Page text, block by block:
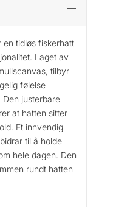
en tidløs fiskerhatt
Laget av
tilbyr
følelse
Den justerbare
at hatten sitter
Et innvendig
til å holde
hele dagen. Den
rundt hatten